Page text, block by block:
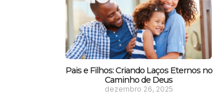
Pais e Filhos: Criando Laços Eternos no
Caminho de Deus
dezembro 26, 2025